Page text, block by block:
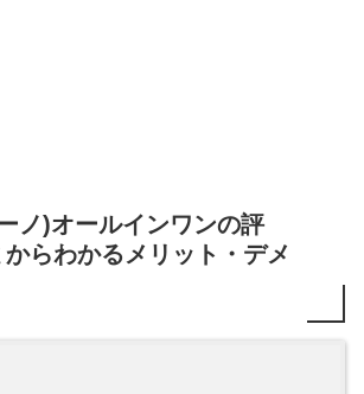
ノ)オールインワンの評
らわかるメリット・デメ